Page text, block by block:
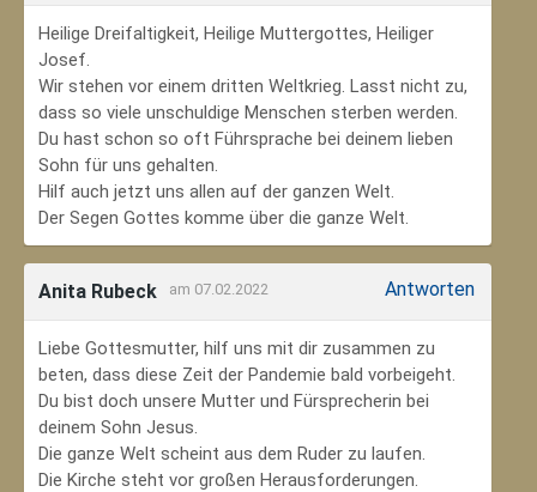
Heilige Dreifaltigkeit, Heilige Muttergottes, Heiliger
Josef.
Wir stehen vor einem dritten Weltkrieg. Lasst nicht zu,
dass so viele unschuldige Menschen sterben werden.
Du hast schon so oft Führsprache bei deinem lieben
Sohn für uns gehalten.
Hilf auch jetzt uns allen auf der ganzen Welt.
Der Segen Gottes komme über die ganze Welt.
Anita Rubeck am 07.02.2022 Antworten
Liebe Gottesmutter, hilf uns mit dir zusammen zu
beten, dass diese Zeit der Pandemie bald vorbeigeht.
Du bist doch unsere Mutter und Fürsprecherin bei
deinem Sohn Jesus.
Die ganze Welt scheint aus dem Ruder zu laufen.
Die Kirche steht vor großen Herausforderungen.